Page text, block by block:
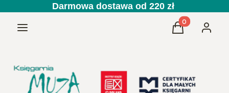
Darmowa dostawa od 220 zł
Menu Produkty w
Koszyk